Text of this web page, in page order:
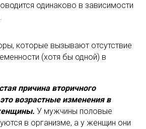
одинаково в зависимости
которые вызывают отсутствие
(хотя бы одной) в
причина вторичного
возрастные изменения в
У мужчины половые
в организме, а у женщин они